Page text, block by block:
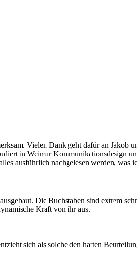
Vielen Dank geht dafür an Jakob
in Weimar Kommunikationsdesign
ausführlich nachgelesen werden, was
Die Buchstaben sind extrem
Kraft von ihr aus.
sich als solche den harten